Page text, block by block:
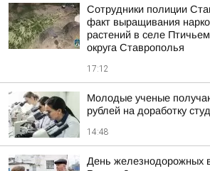
Сотрудники полиции
факт выращивания
растений в селе
округа Ставрополья
17:12
Молодые ученые
рублей на доработку
14:48
День железнодорожных